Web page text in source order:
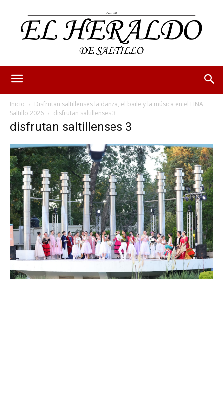
Inicio
Disfrutan saltillenses la danza, el baile y la música en el FINA
Saltillo 2026
disfrutan saltillenses 3
disfrutan saltillenses 3